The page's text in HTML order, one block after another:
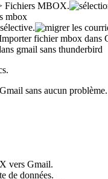
Fichiers MBOX.
sans aucun problème.
vers Gmail.
de données.